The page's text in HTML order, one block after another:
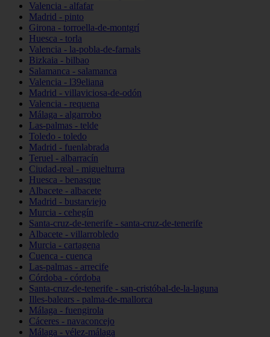
Valencia - alfafar
Madrid - pinto
Girona - torroella-de-montgrí
Huesca - torla
Valencia - la-pobla-de-farnals
Bizkaia - bilbao
Salamanca - salamanca
Valencia - l39eliana
Madrid - villaviciosa-de-odón
Valencia - requena
Málaga - algarrobo
Las-palmas - telde
Toledo - toledo
Madrid - fuenlabrada
Teruel - albarracín
Ciudad-real - miguelturra
Huesca - benasque
Albacete - albacete
Madrid - bustarviejo
Murcia - cehegín
Santa-cruz-de-tenerife - santa-cruz-de-tenerife
Albacete - villarrobledo
Murcia - cartagena
Cuenca - cuenca
Las-palmas - arrecife
Córdoba - córdoba
Santa-cruz-de-tenerife - san-cristóbal-de-la-laguna
Illes-balears - palma-de-mallorca
Málaga - fuengirola
Cáceres - navaconcejo
Málaga - vélez-málaga